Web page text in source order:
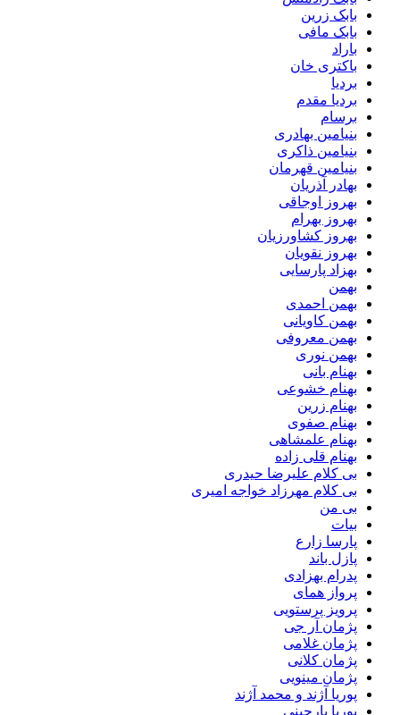
بابک زرین
بابک مافی
باراد
باکتری خان
بردیا
بردیا مقدم
برسام
بنیامین بهادری
بنیامین ذاکری
بنیامین قهرمان
بهادر آذریان
بهروز اوجاقی
بهروز بهرام
بهروز کشاورزیان
بهروز نقویان
بهزاد پارسایی
بهمن
بهمن احمدی
بهمن کاویانی
بهمن معروفی
بهمن نوری
بهنام بانی
بهنام خشوعی
بهنام زرین
بهنام صفوی
بهنام علمشاهی
بهنام قلی زاده
بی کلام علیرضا حیدری
بی کلام مهرزاد خواجه امیری
بی من
بیات
پارسا زارع
پازل باند
پدرام بهزادی
پرواز همای
پرویز پرستویی
پژمان آر جی
پژمان غلامی
پژمان کلانی
پژمان مینویی
پوریا آژند و محمد آژند
پوریا بارجینی